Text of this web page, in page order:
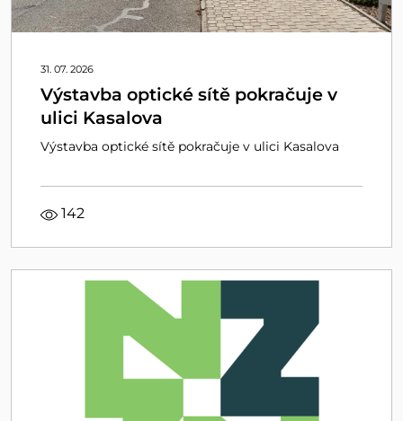
31. 07. 2026
Výstavba optické sítě pokračuje v
ulici Kasalova
Výstavba optické sítě pokračuje v ulici Kasalova
142